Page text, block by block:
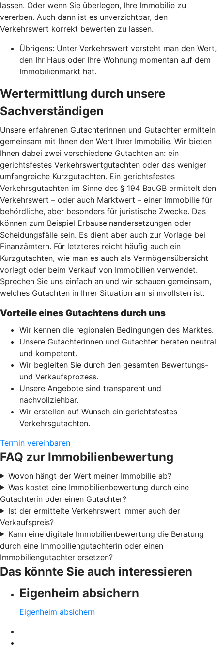
lassen. Oder wenn Sie überlegen, Ihre Immobilie zu
vererben. Auch dann ist es unverzichtbar, den
Verkehrswert korrekt bewerten zu lassen.
Übrigens: Unter Verkehrswert versteht man den Wert,
den Ihr Haus oder Ihre Wohnung momentan auf dem
Immobilienmarkt hat.
Wertermittlung durch unsere
Sachverständigen
Unsere erfahrenen Gutachterinnen und Gutachter ermitteln
gemeinsam mit Ihnen den Wert Ihrer Immobilie. Wir bieten
Ihnen dabei zwei verschiedene Gutachten an: ein
gerichtsfestes Verkehrswertgutachten oder das weniger
umfangreiche Kurzgutachten. Ein gerichtsfestes
Verkehrsgutachten im Sinne des § 194 BauGB ermittelt den
Verkehrswert – oder auch Marktwert – einer Immobilie für
behördliche, aber besonders für juristische Zwecke. Das
können zum Beispiel Erbauseinandersetzungen oder
Scheidungsfälle sein. Es dient aber auch zur Vorlage bei
Finanzämtern. Für letzteres reicht häufig auch ein
Kurzgutachten, wie man es auch als Vermögensübersicht
vorlegt oder beim Verkauf von Immobilien verwendet.
Sprechen Sie uns einfach an und wir schauen gemeinsam,
welches Gutachten in Ihrer Situation am sinnvollsten ist.
Vorteile eines Gutachtens durch uns
Wir kennen die regionalen Bedingungen des Marktes.
Unsere Gutachterinnen und Gutachter beraten neutral
und kompetent.
Wir begleiten Sie durch den gesamten Bewertungs-
und Verkaufsprozess.
Unsere Angebote sind transparent und
nachvollziehbar.
Wir erstellen auf Wunsch ein gerichtsfestes
Verkehrsgutachten.
Termin vereinbaren
FAQ zur Immobilienbewertung
Wovon hängt der Wert meiner Immobilie ab?
Was kostet eine Immobilienbewertung durch eine
Gutachterin oder einen Gutachter?
Ist der ermittelte Verkehrswert immer auch der
Verkaufspreis?
Kann eine digitale Immobilienbewertung die Beratung
durch eine Immobiliengutachterin oder einen
Immobiliengutachter ersetzen?
Das könnte Sie auch interessieren
Eigenheim absichern
Eigenheim absichern